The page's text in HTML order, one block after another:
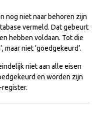
nog niet naar behoren zijn
vermeld. Dat gebeurt
hebben voldaan. Tot die
niet ‘goedgekeurd’.
niet aan alle eisen
en worden zijn
register.